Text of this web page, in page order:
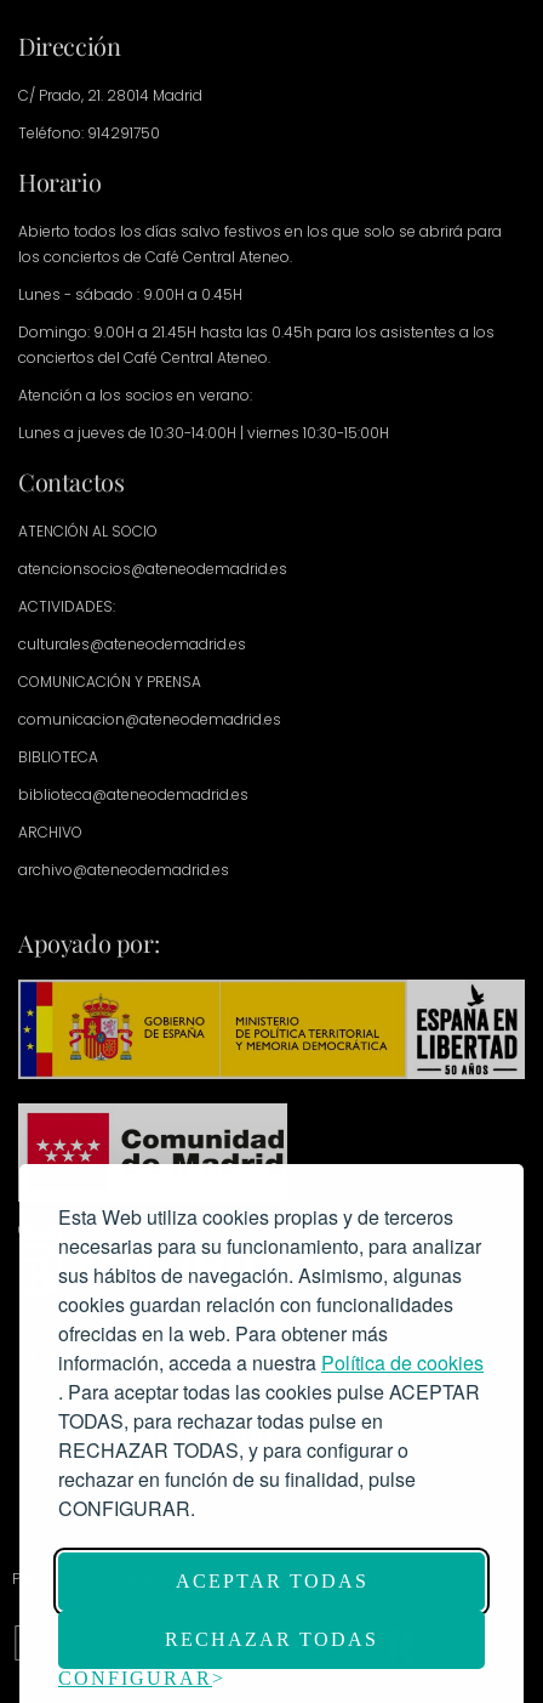
Esta Web utiliza cookies propias y de terceros
necesarias para su funcionamiento, para analizar
sus hábitos de navegación. Asimismo, algunas
cookies guardan relación con funcionalidades
ofrecidas en la web. Para obtener más
información, acceda a nuestra Política de cookies
. Para aceptar todas las cookies pulse ACEPTAR
TODAS, para rechazar todas pulse en
RECHAZAR TODAS, y para configurar o
rechazar en función de su finalidad, pulse
CONFIGURAR.
ACEPTAR TODAS
RECHAZAR TODAS
CONFIGURAR
Dirección
C/ Prado, 21. 28014 Madrid
Teléfono: 914291750
Horario
Abierto todos los días salvo festivos en los que solo se abrirá para
los conciertos de Café Central Ateneo.
Lunes - sábado : 9.00H a 0.45H
Domingo: 9.00H a 21.45H hasta las 0.45h para los asistentes a los
conciertos del Café Central Ateneo.
Atención a los socios en verano:
Lunes a jueves de 10:30-14:00H | viernes 10:30-15:00H
Contactos
ATENCIÓN AL SOCIO
atencionsocios@ateneodemadrid.es
ACTIVIDADES:
culturales@ateneodemadrid.es
COMUNICACIÓN Y PRENSA
comunicacion@ateneodemadrid.es
BIBLIOTECA
biblioteca@ateneodemadrid.es
ARCHIVO
archivo@ateneodemadrid.es
Apoyado por:
Colabora:
Proyecto de modernización de infraestructuras y digitalización del
Salón de Actos del Ateneo de Madrid como espacio escénico-musical.
Subvención: 175.000€